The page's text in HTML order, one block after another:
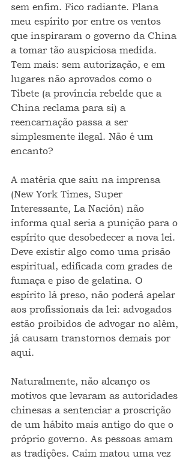
sem enfim. Fico radiante. Plana
meu espírito por entre os ventos
que inspiraram o governo da China
a tomar tão auspiciosa medida.
Tem mais: sem autorização, e em
lugares não aprovados como o
Tibete (a província rebelde que a
China reclama para si) a
reencarnação passa a ser
simplesmente ilegal. Não é um
encanto?
A matéria que saiu na imprensa
(New York Times, Super
Interessante, La Nación) não
informa qual seria a punição para o
espírito que desobedecer a nova lei.
Deve existir algo como uma prisão
espiritual, edificada com grades de
fumaça e piso de gelatina. O
espírito lá preso, não poderá apelar
aos profissionais da lei: advogados
estão proibidos de advogar no além,
já causam transtornos demais por
aqui.
Naturalmente, não alcanço os
motivos que levaram as autoridades
chinesas a sentenciar a proscrição
de um hábito mais antigo do que o
próprio governo. As pessoas amam
as tradições. Caim matou uma vez